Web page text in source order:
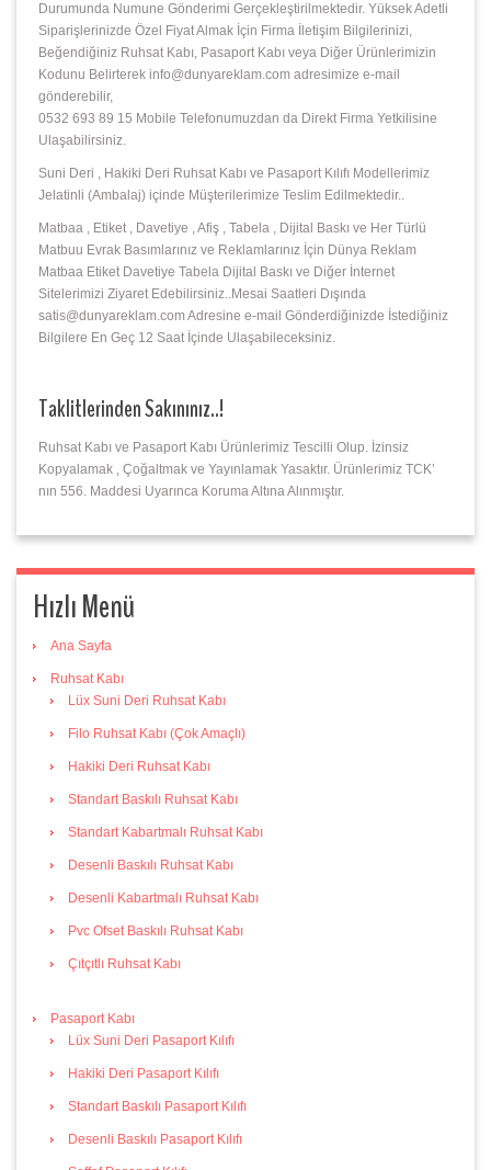
Durumunda Numune Gönderimi Gerçekleştirilmektedir. Yüksek Adetli
Siparişlerinizde Özel Fiyat Almak İçin Firma İletişim Bilgilerinizi,
Beğendiğiniz Ruhsat Kabı, Pasaport Kabı veya Diğer Ürünlerimizin
Kodunu Belirterek info@dunyareklam.com adresimize e-mail
gönderebilir,
0532 693 89 15 Mobile Telefonumuzdan da Direkt Firma Yetkilisine
Ulaşabilirsiniz.
Suni Deri , Hakiki Deri Ruhsat Kabı ve Pasaport Kılıfı Modellerimiz
Jelatinli (Ambalaj) içinde Müşterilerimize Teslim Edilmektedir..
Matbaa , Etiket , Davetiye , Afiş , Tabela , Dijital Baskı ve Her Türlü
Matbuu Evrak Basımlarınız ve Reklamlarınız İçin Dünya Reklam
Matbaa Etiket Davetiye Tabela Dijital Baskı ve Diğer İnternet
Sitelerimizi Ziyaret Edebilirsiniz..Mesai Saatleri Dışında
satis@dunyareklam.com Adresine e-mail Gönderdiğinizde İstediğiniz
Bilgilere En Geç 12 Saat İçinde Ulaşabileceksiniz.
Taklitlerinden Sakınınız..!
Ruhsat Kabı ve Pasaport Kabı Ürünlerimiz Tescilli Olup. İzinsiz
Kopyalamak , Çoğaltmak ve Yayınlamak Yasaktır. Ürünlerimiz TCK’
nın 556. Maddesi Uyarınca Koruma Altına Alınmıştır.
Hızlı Menü
Ana Sayfa
Ruhsat Kabı
Lüx Suni Deri Ruhsat Kabı
Filo Ruhsat Kabı (Çok Amaçlı)
Hakiki Deri Ruhsat Kabı
Standart Baskılı Ruhsat Kabı
Standart Kabartmalı Ruhsat Kabı
Desenli Baskılı Ruhsat Kabı
Desenli Kabartmalı Ruhsat Kabı
Pvc Ofset Baskılı Ruhsat Kabı
Çıtçıtlı Ruhsat Kabı
Pasaport Kabı
Lüx Suni Deri Pasaport Kılıfı
Hakiki Deri Pasaport Kılıfı
Standart Baskılı Pasaport Kılıfı
Desenli Baskılı Pasaport Kılıfı